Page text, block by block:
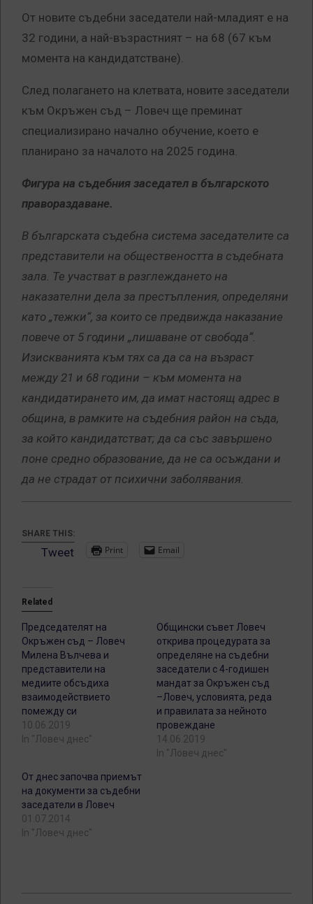
От новите съдебни заседатели най-младият е на
32 години, а най-възрастният – на 68 (67 към
момента на кандидатстване).
След полагането на клетвата, новите заседатели
към Окръжен съд – Ловеч ще преминат
специализирано начално обучение, което е
планирано за началото на 2025 година.
Фигура на съдебния заседател в българското
правораздаване.
В българската съдебна система заседателите са
представители на обществеността в съдебната
зала. Те участват в разглеждането на
наказателни дела за престъпления, определяни
като „тежки“, за които се предвижда наказание
повече от 5 години „лишаване от свобода“.
Изискванията към тях са да са на възраст
между 21 и 68 години – към момента на
кандидатирането им, да имат настоящ адрес в
община, в рамките на съдебния район на съда,
за който кандидатстват; да са със завършено
поне средно образование, да не са осъждани и
да не страдат от психични заболявания.
SHARE THIS:
Tweet Print Email
Related
Председателят на
Окръжен съд – Ловеч
Милена Вълчева и
представители на
медиите обсъдиха
взаимодействието
помежду си
10.06.2019
In "Ловеч днес"
Общински съвет Ловеч
открива процедурата за
определяне на съдебни
заседатели с 4-годишен
мандат за Окръжен съд
–Ловеч, условията, реда
и правилата за нейното
провеждане
14.06.2019
In "Ловеч днес"
От днес започва приемът
на документи за съдебни
заседатели в Ловеч
01.07.2014
In "Ловеч днес"